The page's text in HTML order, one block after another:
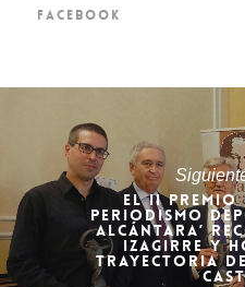
FACEBOOK
EL II PREMIO
PERIODISMO
ALCÁNTARA’
IZAGIRRE Y
TRAYECTORIA